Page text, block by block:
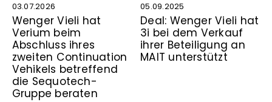
03.07.2026
Wenger Vieli hat
Verium beim
Abschluss ihres
zweiten Continuation
Vehikels betreffend
die Sequotech-
Gruppe beraten
05.09.2025
Deal: Wenger Vieli hat
3i bei dem Verkauf
ihrer Beteiligung an
MAIT unterstützt